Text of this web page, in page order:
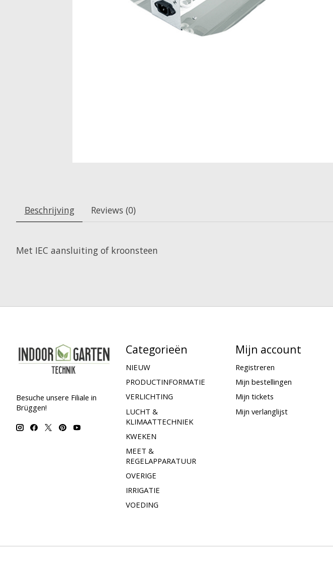
Beschrijving Reviews (0)
Met IEC aansluiting of kroonsteen
Besuche unsere Filiale in
Brüggen!
Categorieën
NIEUW
PRODUCTINFORMATIE
VERLICHTING
LUCHT &
KLIMAATTECHNIEK
KWEKEN
MEET &
REGELAPPARATUUR
OVERIGE
IRRIGATIE
VOEDING
Mijn account
Registreren
Mijn bestellingen
Mijn tickets
Mijn verlanglijst